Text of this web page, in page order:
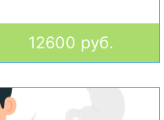
12600 руб.